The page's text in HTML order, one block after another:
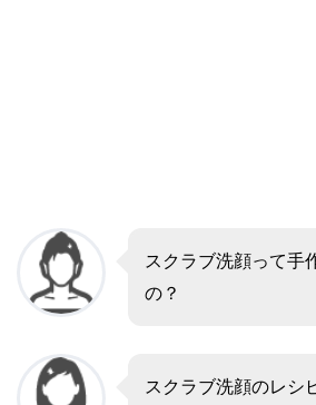
スクラブ洗顔って手
の？
スクラブ洗顔のレシ